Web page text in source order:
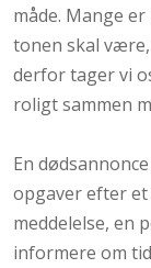
måde. Mange
tonen skal
derfor tager vi
roligt sammen
En
opgaver efter
meddelelse, en
informere om